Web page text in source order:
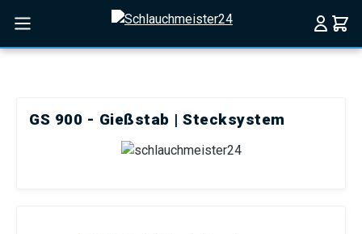
Zum Hauptinhalt springen
GS 900 - Gießstab | Stecksystem